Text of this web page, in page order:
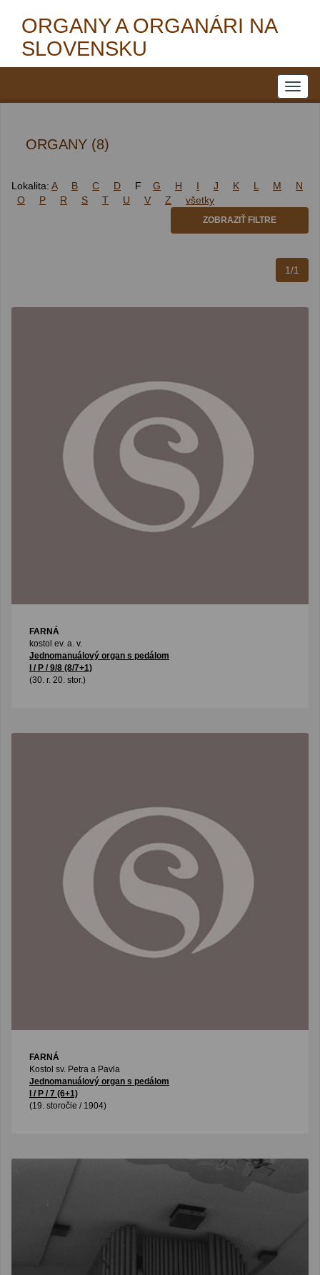
ORGANY A ORGANÁRI NA
SLOVENSKU
ORGANY (8)
Lokalita: A B C D F G H I J K L M
N
O
P R S T U V Z všetky
ZOBRAZIŤ FILTRE
1/1
FARNÁ
kostol ev. a. v.
Jednomanuálový organ s pedálom
I / P / 9/8 (8/7+1)
(30. r. 20. stor.)
FARNÁ
Kostol sv. Petra a Pavla
Jednomanuálový organ s pedálom
I / P / 7 (6+1)
(19. storočie / 1904)